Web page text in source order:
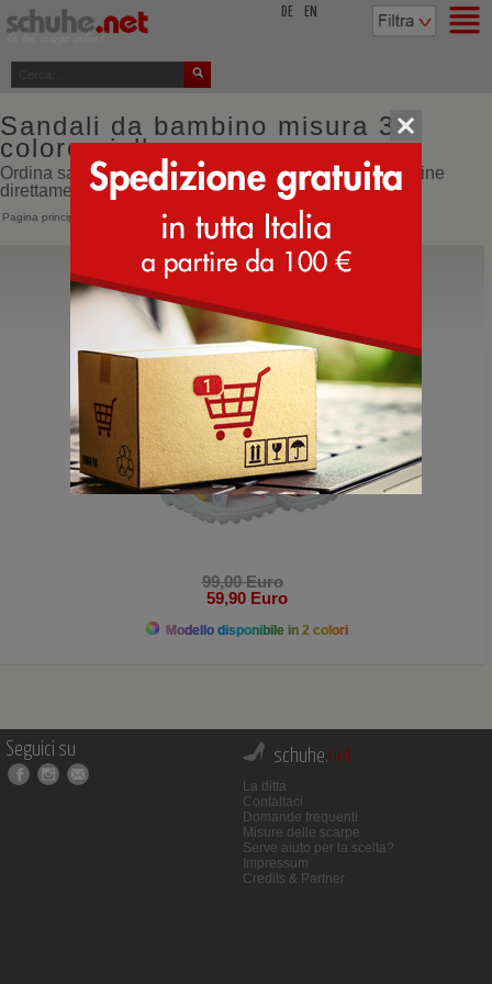
DE EN
Sandali da bambino misura 35
colore giallo
Ordina sandali da bambino misura 35 colore giallo online
direttamente dall'Italia
Pagina principale Sandali
Flower Mountain
Nazca 2 Junior
Sandalo da bambino
99,00 Euro
59,90 Euro
Modello disponibile in 2 colori
Seguici su schuhe.net
La ditta
Contattaci
Domande frequenti
Misure delle scarpe
Serve aiuto per la scelta?
Impressum
Credits & Partner